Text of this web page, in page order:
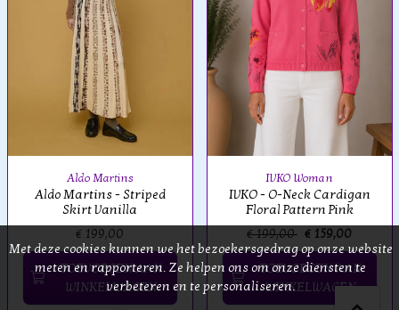
Aldo Martins
Aldo Martins - Striped
Skirt Vanilla
€ 199,00
TOEVOEGEN AAN
WINKELWAGEN
IVKO Woman
IVKO - O-Neck Cardigan
Floral Pattern Pink
€ 199,00 € 159,00
TOEVOEGEN AAN
WINKELWAGEN
Met deze cookies kunnen we het bezoekersgedrag op onze website
meten en rapporteren. Ze helpen ons om onze diensten te
verbeteren en te personaliseren.